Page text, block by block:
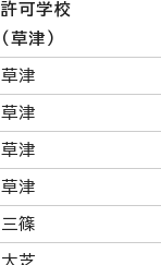
許可学校
（草津）
草津
草津
草津
草津
三篠
大芝